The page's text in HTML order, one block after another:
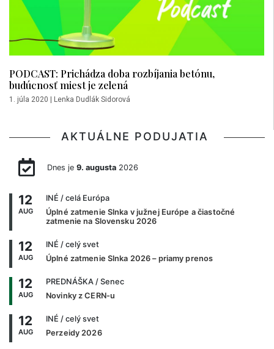
PODCAST: Prichádza doba rozbíjania betónu,
budúcnosť miest je zelená
1. júla 2020 Lenka Dudlák Sidorová
AKTUÁLNE PODUJATIA
Dnes je 9. augusta2026
12
AUG
INÉ / celá Európa
Úplné zatmenie Slnka v južnej Európe a čiastočné
zatmenie na Slovensku 2026
12
AUG
INÉ / celý svet
Úplné zatmenie Slnka 2026 – priamy prenos
12
AUG
PREDNÁŠKA / Senec
Novinky z CERN-u
12
AUG
INÉ / celý svet
Perzeidy 2026